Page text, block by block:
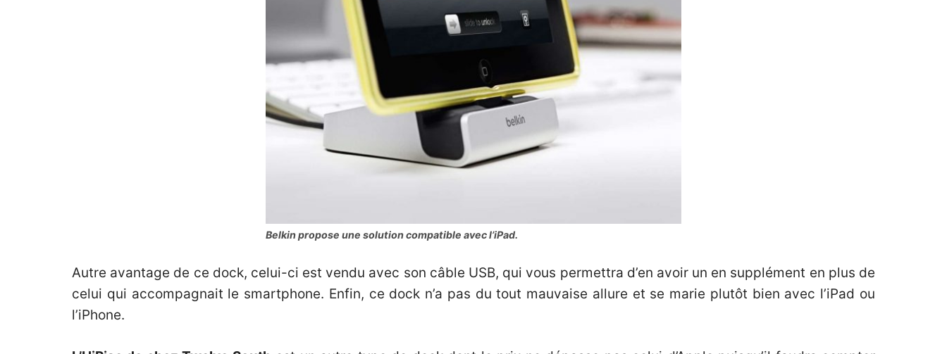
Belkin propose une solution compatible avec l’iPad.
Autre avantage de ce dock, celui-ci est vendu avec son câble USB, qui vous permettra d’en avoir un en supplément en plus de
celui qui accompagnait le smartphone. Enfin, ce dock n’a pas du tout mauvaise allure et se marie plutôt bien avec l’iPad ou
l’iPhone.